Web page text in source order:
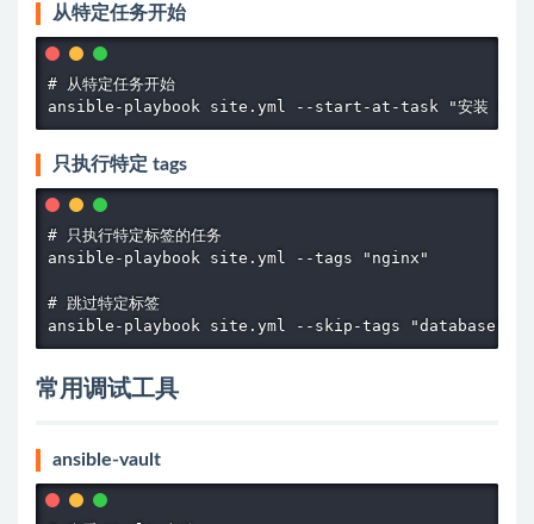
从特定任务开始
# 从特定任务开始
ansible-playbook site.yml --start-at-task "安装
只执行特定 tags
# 只执行特定标签的任务
ansible-playbook site.yml --tags "nginx"
# 跳过特定标签
ansible-playbook site.yml --skip-tags "database"
常用调试工具
ansible-vault